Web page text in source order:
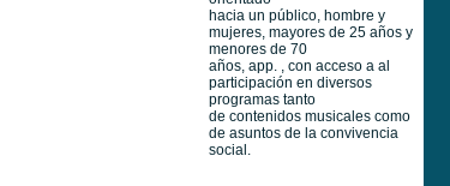
hacia un público, hombre y
mujeres, mayores de 25 años y
menores de 70
años, app. , con acceso a al
participación en diversos
programas tanto
de contenidos musicales como
de asuntos de la convivencia
social.